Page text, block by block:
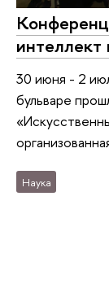
30 июня - 2
бульваре
Наука